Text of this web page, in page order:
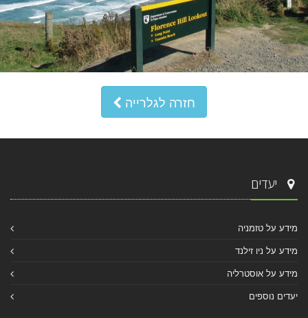
חזרה לגלרייה
יעדים
מידע על טזמניה
מידע על ניו זילנד
מידע על אוסטרליה
יעדים נוספים